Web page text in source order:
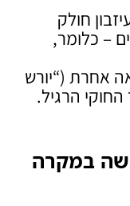
חולק
– כלומר,
אחרת (“יורש
הרגיל.
במקרה